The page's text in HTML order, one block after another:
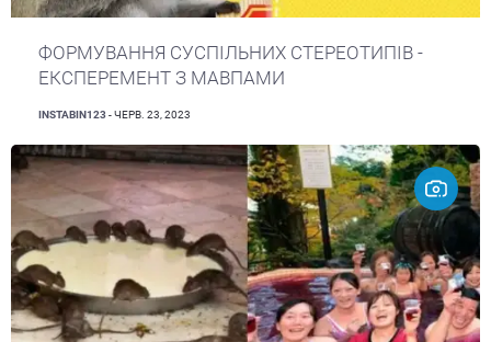
ФОРМУВАННЯ СУСПІЛЬНИХ СТЕРЕОТИПІВ -
ЕКСПЕРЕМЕНТ З МАВПАМИ
INSTABIN123 - ЧЕРВ. 23, 2023